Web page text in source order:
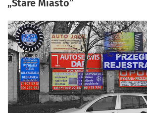
„Stare Miasto”